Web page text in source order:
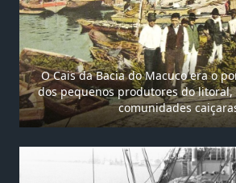
O Cais da Bacia do Macuco era o
dos pequenos produtores do litoral,
comunidades